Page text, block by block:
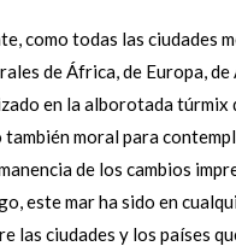
como todas las ciudades
de África, de Europa,
en la alborotada túrmix
moral para
de los cambios
este mar ha sido en
las ciudades y los países